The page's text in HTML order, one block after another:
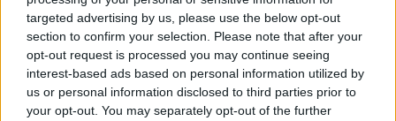
targeted advertising by us, please use the below opt-out
section to confirm your selection. Please note that after your
opt-out request is processed you may continue seeing
interest-based ads based on personal information utilized by
us or personal information disclosed to third parties prior to
your opt-out. You may separately opt-out of the further
όλων, και δικαίως. Να σημειώσουμε εδώ ότι τα
φορέματα με τα οποία εμφανίστηκαν οι
υποψήφιες ήταν δημιουργίες του οίκου Cinema
του Πάνου Ζήνα.